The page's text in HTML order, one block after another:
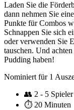
Laden Sie die
dann nehmen Sie
Punkte für Combos
Schnappen Sie sich
oder verwenden Sie
tauschen. Und
Pudding haben!
Nominiert für 1
👥 2 - 5 Spieler
⏱️ 20 Minuten